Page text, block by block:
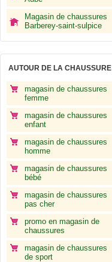
Magasin de chaussures
Barberey-saint-sulpice
AUTOUR DE LA CHAUSSURE
magasin de chaussures
femme
magasin de chaussures
enfant
magasin de chaussures
homme
magasin de chaussures
bébé
magasin de chaussures
pas cher
promo en magasin de
chaussures
magasin de chaussures
de sport